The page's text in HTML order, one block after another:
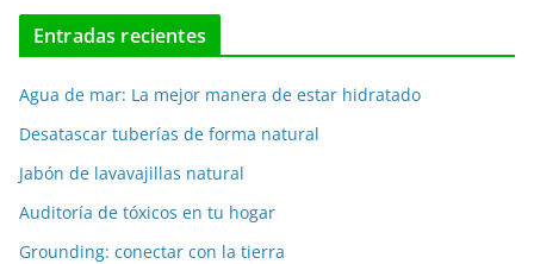
Entradas recientes
Agua de mar: La mejor manera de estar hidratado
Desatascar tuberías de forma natural
Jabón de lavavajillas natural
Auditoría de tóxicos en tu hogar
Grounding: conectar con la tierra